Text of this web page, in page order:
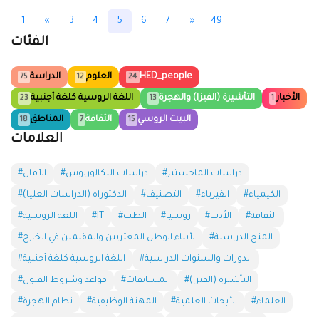
1 « 3 4 5 6 7 » 49
الفئات
الدراسة 75 العلوم 12 HED_people
24
اللغة الروسية كلغة أجنبية 23 التأشيرة (الفيزا) والهجرة 13 الأخبار 1
المناطق 18 الثقافة 7 البيت الروسي 15
العلامات
#الآمان #دراسات البكالوريوس #دراسات الماجستير
#الدكتوراه (الدراسات العليا) #التصنيف #الفيزياء #الكيمياء
#اللغة الروسية #IT #الطب #روسيا #الأدب #الثقافة
#لأبناء الوطن المغتربين والمقيمين في الخارج #المنح الدراسية
#اللغة الروسية كلغة أجنبية #الدورات والسنوات الدراسية
#قواعد وشروط القبول #المسابقات #التأشيرة (الفيزا)
#نظام الهجرة #المهنة الوظيفية #الأبحاث العلمية #العلماء